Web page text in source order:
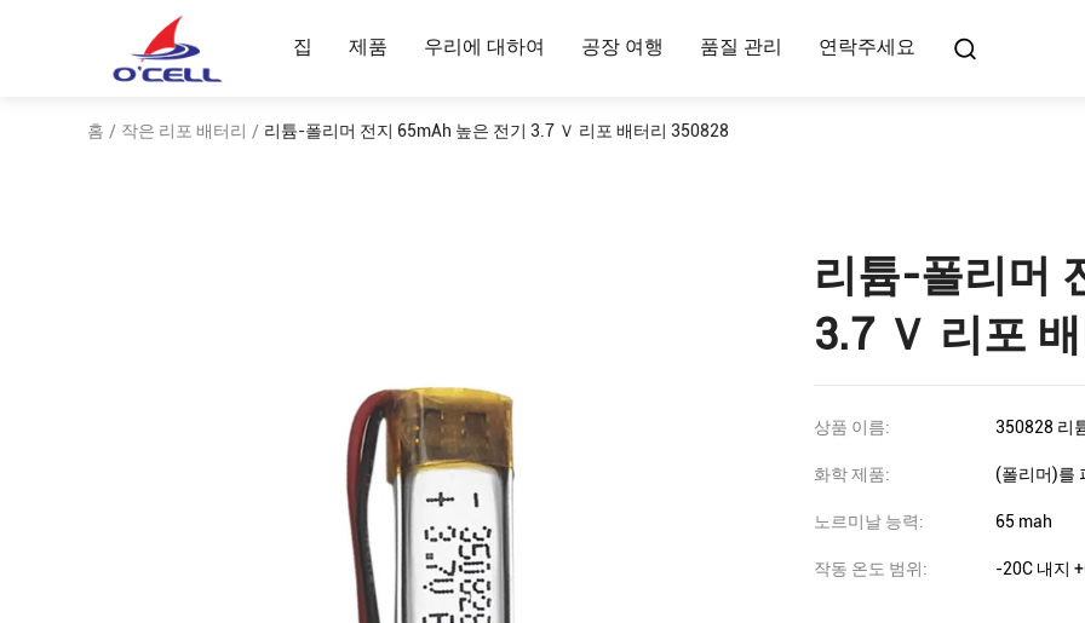
집 제품 우리에 대하여 공장 여행 품질 관리 연락주세요
홈 / 작은 리포 배터리 / 리튬-폴리머 전지 65mAh 높은 전기 3.7 Ｖ 리포 배터리 350828
리튬-폴리머
3.7 Ｖ 리포
상품 이름: 350828 리
화학 제품: (폴리머)를
노르미날 능력: 65 mah
작동 온도 범위: -20C 내지